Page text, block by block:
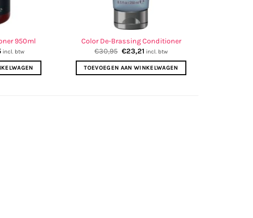
950ml
Huidige
is:
€112,45.
incl. btw
Color De-Brassing Conditioner
€30,95 Oorspronkelijke
was:
€30,95.
€23,21Huidige
is:
€23,21.
incl. btw
TOEVOEGEN AAN WINKELWAGEN